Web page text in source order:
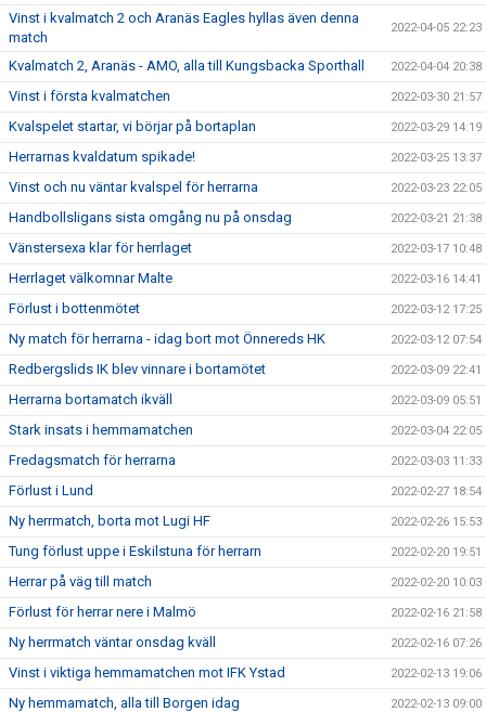
Vinst i kvalmatch 2 och Aranäs Eagles hyllas även denna
match
2022-04-05 22:23
Kvalmatch 2, Aranäs - AMO, alla till Kungsbacka Sporthall 2022-04-04 20:38
Vinst i första kvalmatchen 2022-03-30 21:57
Kvalspelet startar, vi börjar på bortaplan 2022-03-29 14:19
Herrarnas kvaldatum spikade! 2022-03-25 13:37
Vinst och nu väntar kvalspel för herrarna 2022-03-23 22:05
Handbollsligans sista omgång nu på onsdag 2022-03-21 21:38
Vänstersexa klar för herrlaget 2022-03-17 10:48
Herrlaget välkomnar Malte 2022-03-16 14:41
Förlust i bottenmötet 2022-03-12 17:25
Ny match för herrarna - idag bort mot Önnereds HK 2022-03-12 07:54
Redbergslids IK blev vinnare i bortamötet 2022-03-09 22:41
Herrarna bortamatch ikväll 2022-03-09 05:51
Stark insats i hemmamatchen 2022-03-04 22:05
Fredagsmatch för herrarna 2022-03-03 11:33
Förlust i Lund 2022-02-27 18:54
Ny herrmatch, borta mot Lugi HF 2022-02-26 15:53
Tung förlust uppe i Eskilstuna för herrarn 2022-02-20 19:51
Herrar på väg till match 2022-02-20 10:03
Förlust för herrar nere i Malmö 2022-02-16 21:58
Ny herrmatch väntar onsdag kväll 2022-02-16 07:26
Vinst i viktiga hemmamatchen mot IFK Ystad 2022-02-13 19:06
Ny hemmamatch, alla till Borgen idag 2022-02-13 09:00